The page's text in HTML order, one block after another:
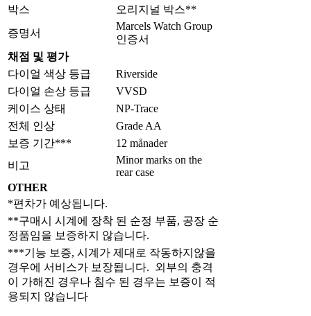
박스
오리지널 박스**
증명서
Marcels Watch Group
인증서
채점 및 평가
다이얼 색상 등급
Riverside
다이얼 손상 등급
VVSD
케이스 상태
NP-Trace
전체 인상
Grade AA
보증 기간***
12 månader
비고
Minor marks on the
rear case
OTHER
*편차가 예상됩니다.
**구매시 시계에 장착 된 순정 부품, 공장 순
정품임을 보증하지 않습니다.
***기능 보증, 시계가 제대로 작동하지않을
경우에 서비스가 보장됩니다. 외부의 충격
이 가해진 경우나 침수 된 경우는 보증이 적
용되지 않습니다